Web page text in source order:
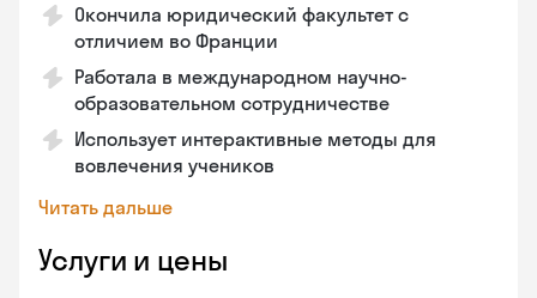
Окончила юридический факультет с
отличием во Франции
Работала в международном научно-
образовательном сотрудничестве
Использует интерактивные методы для
вовлечения учеников
Читать дальше
Услуги и цены